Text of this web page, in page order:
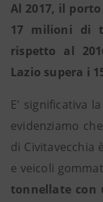
Al 2017, il
17 milioni di
rispetto al
Lazio supera i
E' significativa
evidenziamo
di Civitavecchia
e veicoli
tonnellate con